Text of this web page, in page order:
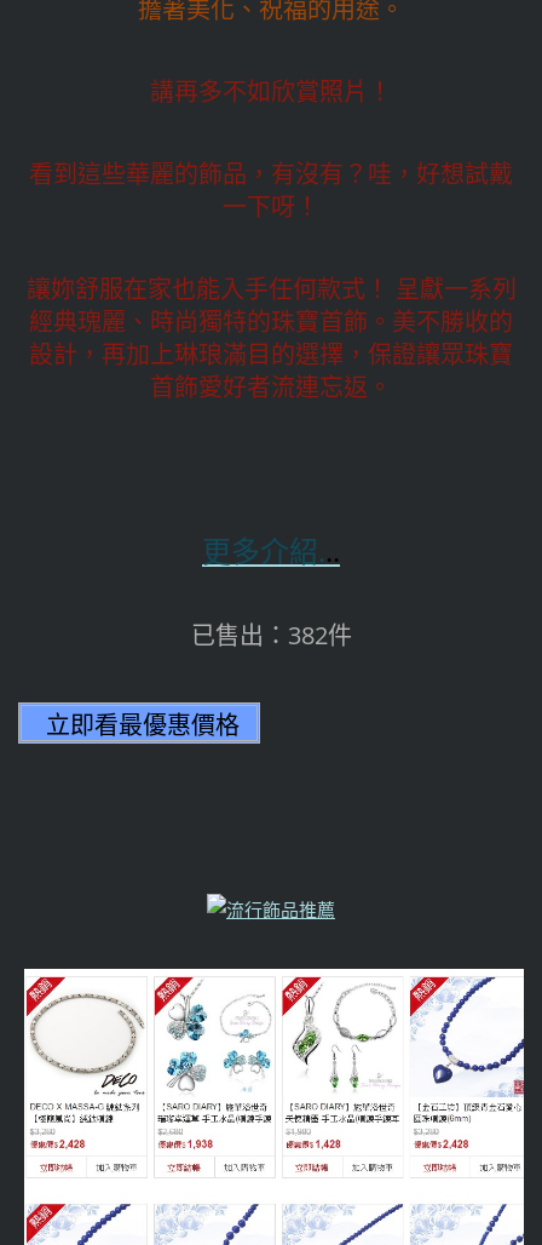
擔著美化、祝福的用途。
講再多不如欣賞照片！
看到這些華麗的飾品，有沒有？哇，好想試戴
一下呀！
讓妳舒服在家也能入手任何款式！ 呈獻一系列
經典瑰麗、時尚獨特的珠寶首飾。美不勝收的
設計，再加上琳琅滿目的選擇，保證讓眾珠寶
首飾愛好者流連忘返。
更多介紹...
已售出：382件